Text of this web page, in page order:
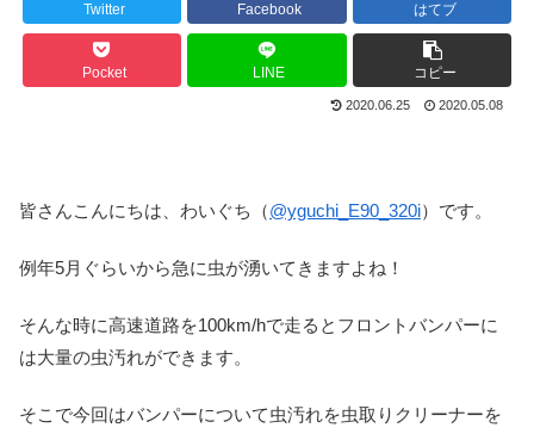
Twitter Facebook はてブ
Pocket LINE コピー
2020.06.25 2020.05.08
皆さんこんにちは、わいぐち（@yguchi_E90_320i）です。
例年5月ぐらいから急に虫が湧いてきますよね！
そんな時に高速道路を100km/hで走るとフロントバンパーに
は大量の虫汚れができます。
そこで今回はバンパーについて虫汚れを虫取りクリーナーを